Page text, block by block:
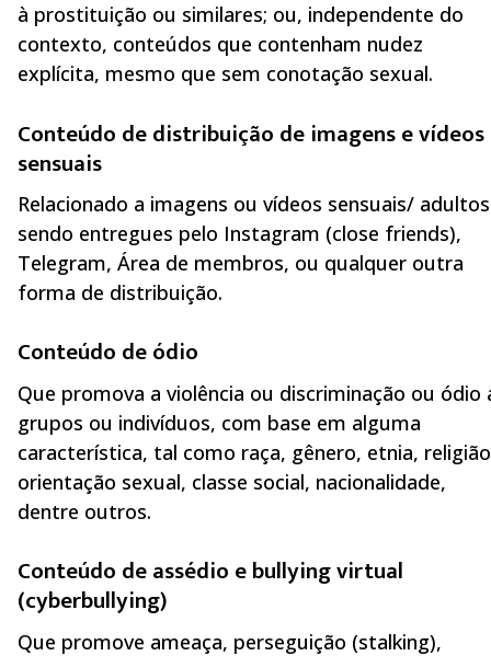
à prostituição ou similares; ou, independente do
contexto, conteúdos que contenham nudez
explícita, mesmo que sem conotação sexual.
Conteúdo de distribuição de imagens e vídeos
sensuais
Relacionado a imagens ou vídeos sensuais/ adultos
sendo entregues pelo Instagram (close friends),
Telegram, Área de membros, ou qualquer outra
forma de distribuição.
Conteúdo de ódio
Que promova a violência ou discriminação ou ódio
grupos ou indivíduos, com base em alguma
característica, tal como raça, gênero, etnia,
orientação sexual, classe social, nacionalidade,
dentre outros.
Conteúdo de assédio e bullying virtual
(cyberbullying)
Que promove ameaça, perseguição (stalking),